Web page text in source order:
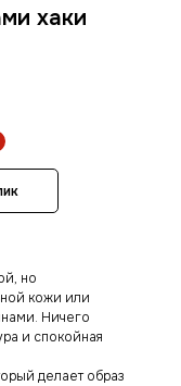
но
кожи или
Ничего
и спокойная
делает образ
хаки